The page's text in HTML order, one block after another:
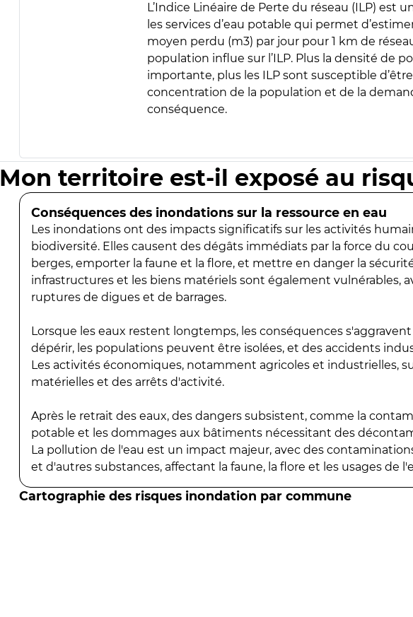
L’Indice Linéaire de Perte du réseau (ILP) est
les services d’eau potable qui permet
moyen perdu (m3) par jour pour 1 km de
population influe sur l’ILP. Plus la densité de
importante, plus les ILP sont susceptible
concentration de la population et de la
conséquence.
Mon territoire est-il exposé au
Conséquences des inondations sur la ressource en eau
Les inondations ont des impacts significatifs sur les activités
biodiversité. Elles causent des dégâts immédiats par la force du
berges, emporter la faune et la flore, et mettre en danger la
infrastructures et les biens matériels sont également vulnérables,
ruptures de digues et de barrages.
Lorsque les eaux restent longtemps, les conséquences
dépérir, les populations peuvent être isolées, et des accidents
Les activités économiques, notamment agricoles et industrielles,
matérielles et des arrêts d'activité.
Après le retrait des eaux, des dangers subsistent, comme la
potable et les dommages aux bâtiments nécessitant des
La pollution de l'eau est un impact majeur, avec des
et d'autres substances, affectant la faune, la flore et les usages de
Cartographie des risques inondation par commune